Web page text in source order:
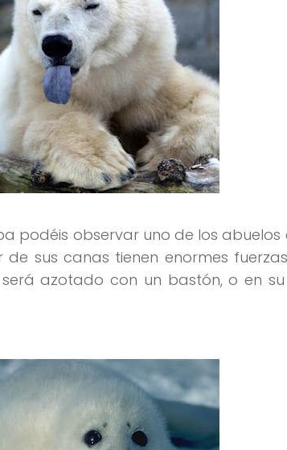
podéis observar uno de los
de sus canas tienen enormes
azotado con un bastón, o en